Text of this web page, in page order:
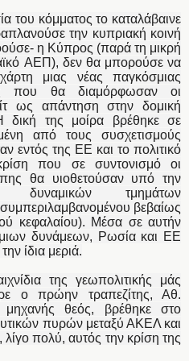
του κόμματος το καταλάβαινε
την κυπριακή κοινή
η Κύπρος (παρά τη μικρή
ΑΕΠ), δεν θα μπορούσε να
μιας νέας παγκόσμιας
που θα διαμόρφωσαν οι
ως απάντηση στην δομική
δική της μοίρα βρέθηκε σε
από τους συσχετισμούς
εντός της ΕΕ και το πολιτικό
που σε συντονισμό οι
θα υιοθετούσαν υπό την
τμημάτων
βεβαίως
κεφαλαίου). Μέσα σε αυτήν
δυνάμεων, Ρωσία και ΕΕ
ίδια μεριά.
της γεωπολιτικής μάς
ο πρώην τραπεζίτης, Αθ.
θεός, βρέθηκε στο
πυρών μεταξύ ΑΚΕΛ και
πολύ, αυτός την κρίση της